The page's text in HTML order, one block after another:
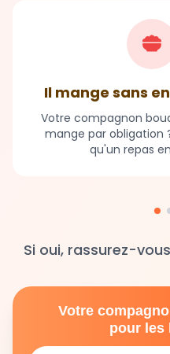
Il mange sans
Votre compagnon
mange par obligation
qu'un repas
Si oui, rassurez-
Votre
pour les